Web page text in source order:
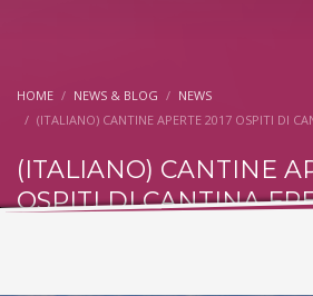
HOME NEWS & BLOG
NEWS
(ITALIANO) CANTINE APERTE 2017 OSPITI DI
(ITALIANO) CANTINE
OSPITI DI CANTINA